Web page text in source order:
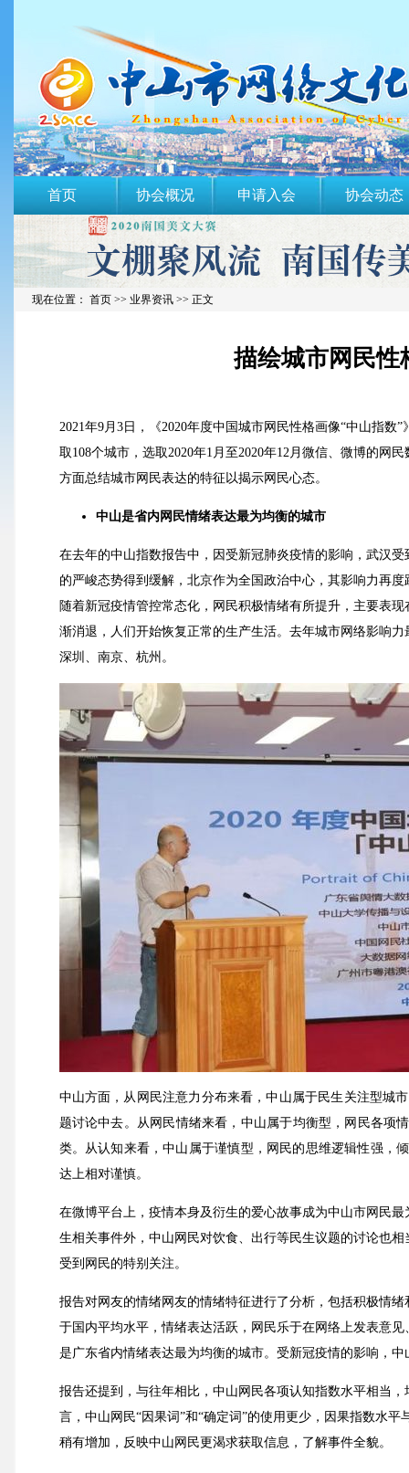
首页 协会概况 申请入会 协会动态
现在位置： 首页 >> 业界资讯 >> 正文
描绘城市网民性
2021年9月3日，《2020年度中国城市网民性格画像“中山指
取108个城市，选取2020年1月至2020年12月微信、微博的网
方面总结城市网民表达的特征以揭示网民心态。
中山是省内网民情绪表达最为均衡的城市
在去年的中山指数报告中，因受新冠肺炎疫情的影响，武汉
的严峻态势得到缓解，北京作为全国政治中心，其影响力再
随着新冠疫情管控常态化，网民积极情绪有所提升，主要表
渐消退，人们开始恢复正常的生产生活。去年城市网络影响
深圳、南京、杭州。
中山方面，从网民注意力分布来看，中山属于民生关注型城
题讨论中去。从网民情绪来看，中山属于均衡型，网民各项
类。从认知来看，中山属于谨慎型，网民的思维逻辑性强，
达上相对谨慎。
在微博平台上，疫情本身及衍生的爱心故事成为中山市网民
生相关事件外，中山网民对饮食、出行等民生议题的讨论也
受到网民的特别关注。
报告对网友的情绪网友的情绪特征进行了分析，包括积极情
于国内平均水平，情绪表达活跃，网民乐于在网络上发表意
是广东省内情绪表达最为均衡的城市。受新冠疫情的影响，
报告还提到，与往年相比，中山网民各项认知指数水平相当
言，中山网民“因果词”和“确定词”的使用更少，因果指数水
稍有增加，反映中山网民更渴求获取信息，了解事件全貌。